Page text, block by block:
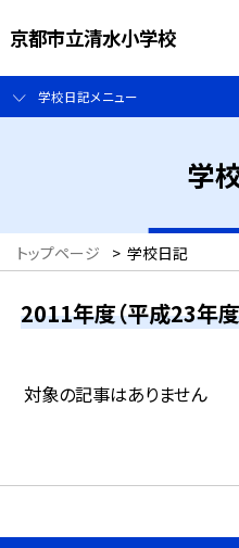
京都市立清水小学校
学校日記メニュー
学
トップページ > 学校日記
2011年度（平成23年
対象の記事はありません